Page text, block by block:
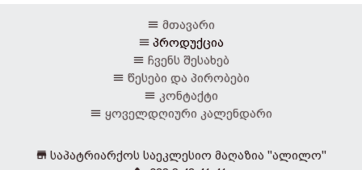
მთავარი
პროდუქცია
ჩვენს შესახებ
წესები და პირობები
კონტაქტი
ყოველდღიური კალენდარი
საპატრიარქოს საეკლესიო მაღაზია "ალილო"